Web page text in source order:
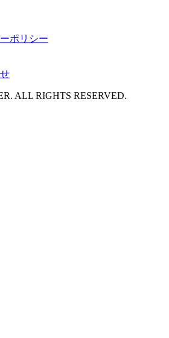
ポリシー
ALL RIGHTS RESERVED.